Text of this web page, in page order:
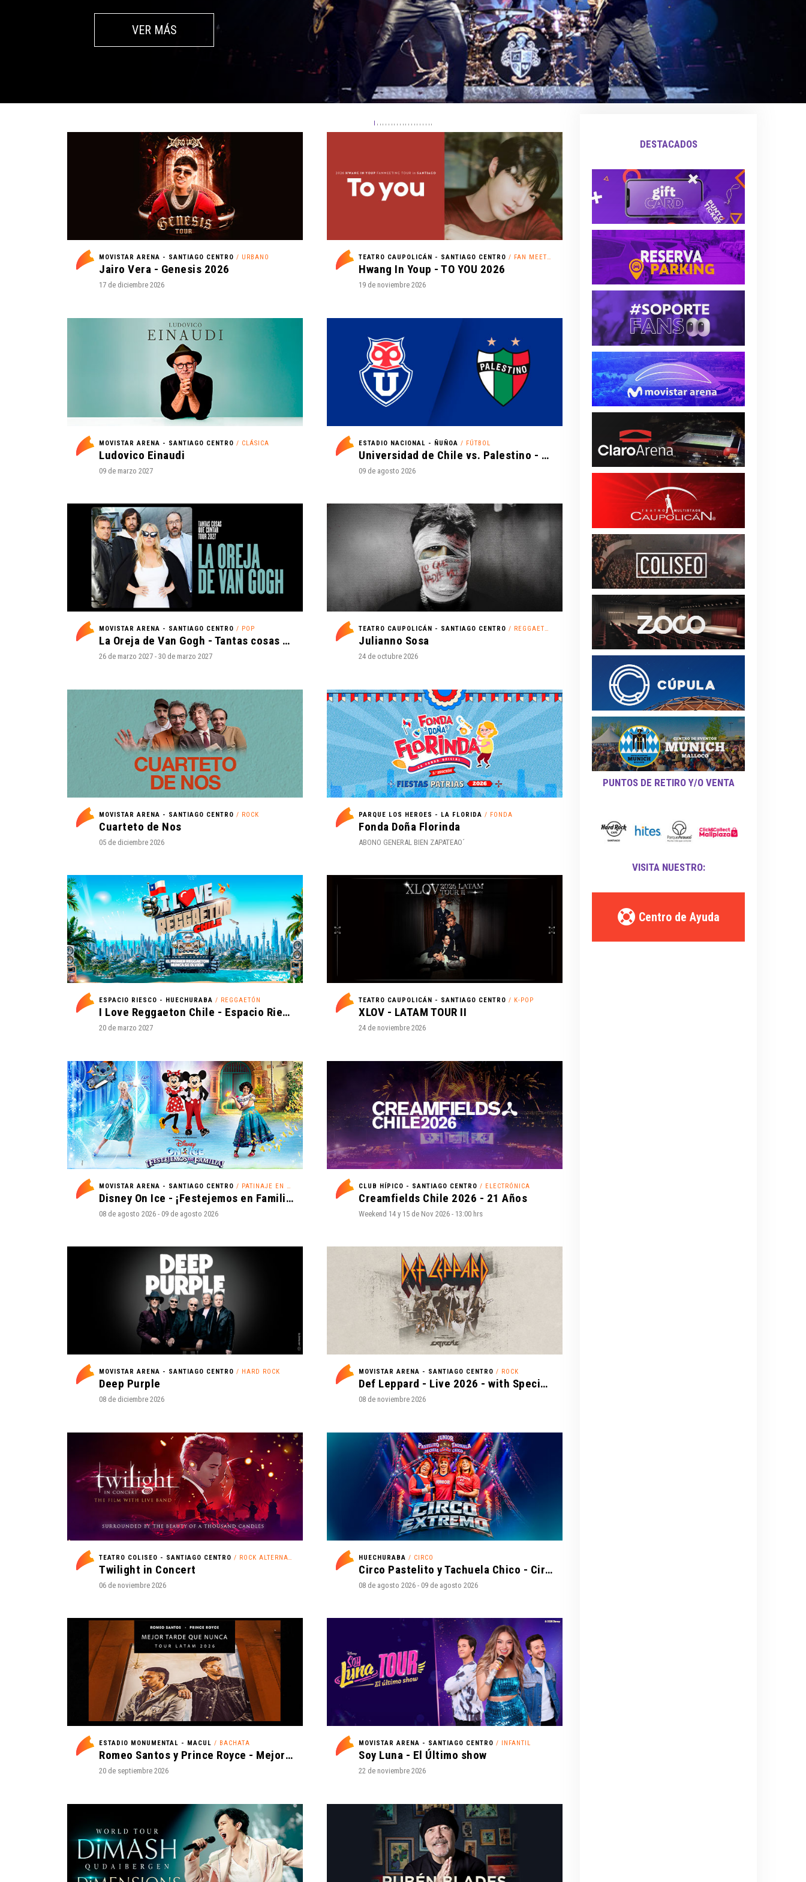
VER MÁS
MOVISTAR ARENA - SANTIAGO CENTRO / URBANO
Jairo Vera - Genesis 2026
17 de diciembre 2026
TEATRO CAUPOLICÁN - SANTIAGO CENTRO / FAN MEETING
Hwang In Youp - TO YOU 2026
19 de noviembre 2026
MOVISTAR ARENA - SANTIAGO CENTRO / CLÁSICA
Ludovico Einaudi
09 de marzo 2027
ESTADIO NACIONAL - ÑUÑOA / FÚTBOL
Universidad de Chile vs. Palestino - Liga de Primera Mercado Libre - Fecha 18
09 de agosto 2026
MOVISTAR ARENA - SANTIAGO CENTRO / POP
La Oreja de Van Gogh - Tantas cosas que contar Tour 2027
26 de marzo 2027 - 30 de marzo 2027
TEATRO CAUPOLICÁN - SANTIAGO CENTRO / REGGAETÓN
Julianno Sosa
24 de octubre 2026
MOVISTAR ARENA - SANTIAGO CENTRO / ROCK
Cuarteto de Nos
05 de diciembre 2026
PARQUE LOS HEROES - LA FLORIDA / FONDA
Fonda Doña Florinda
ABONO GENERAL BIEN ZAPATEAO´
ESPACIO RIESCO - HUECHURABA / REGGAETÓN
I Love Reggaeton Chile - Espacio Riesco 2027
20 de marzo 2027
TEATRO CAUPOLICÁN - SANTIAGO CENTRO / K-POP
XLOV - LATAM TOUR II
24 de noviembre 2026
MOVISTAR ARENA - SANTIAGO CENTRO / PATINAJE EN HIELO
Disney On Ice - ¡Festejemos en Familia!
08 de agosto 2026 - 09 de agosto 2026
CLUB HÍPICO - SANTIAGO CENTRO / ELECTRÓNICA
Creamfields Chile 2026 - 21 Años
Weekend 14 y 15 de Nov 2026 - 13:00 hrs
MOVISTAR ARENA - SANTIAGO CENTRO / HARD ROCK
Deep Purple
08 de diciembre 2026
MOVISTAR ARENA - SANTIAGO CENTRO / ROCK
Def Leppard - Live 2026 - with Special Guest Extreme
08 de noviembre 2026
TEATRO COLISEO - SANTIAGO CENTRO / ROCK ALTERNATIVO
Twilight in Concert
06 de noviembre 2026
HUECHURABA / CIRCO
Circo Pastelito y Tachuela Chico - Circo Extremo
08 de agosto 2026 - 09 de agosto 2026
ESTADIO MONUMENTAL - MACUL / BACHATA
Romeo Santos y Prince Royce - Mejor Tarde que Nunca
20 de septiembre 2026
MOVISTAR ARENA - SANTIAGO CENTRO / INFANTIL
Soy Luna - El Último show
22 de noviembre 2026
DESTACADOS
PUNTOS DE RETIRO Y/O VENTA
VISITA NUESTRO:
Centro de Ayuda